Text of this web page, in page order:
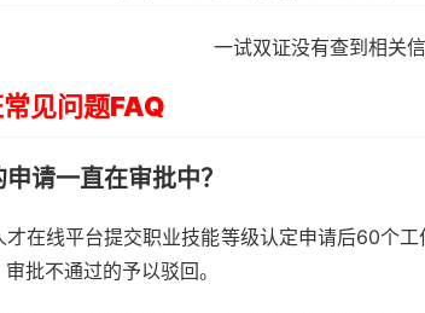
一试双证没有查到相关
见问题FAQ
请一直在审批中？
才在线平台提交职业技能等级认定申请后60个
批不通过的予以驳回。